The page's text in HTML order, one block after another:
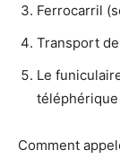
Ferrocarril
Transport
Le
Comment